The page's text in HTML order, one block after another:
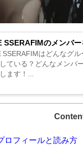
SSERAFIMのメンバ
SSERAFIMはどんなグ
ている？どんなメンバ
ます！...
ロフィールと読み方